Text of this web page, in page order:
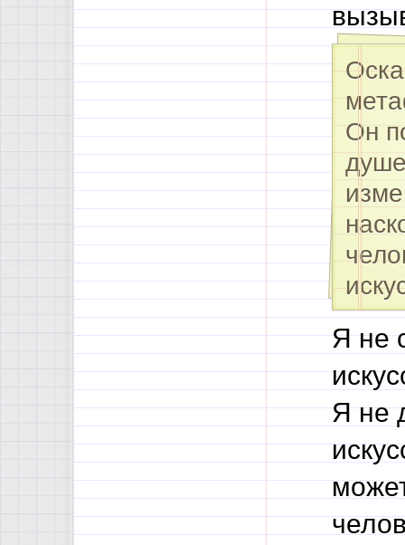
Он
Я не
Я не